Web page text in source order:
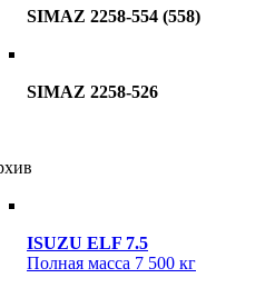
SIMAZ 2258-554 (558)
SIMAZ 2258-526
ISUZU ELF 7.5
Полная масса 7 500 кг